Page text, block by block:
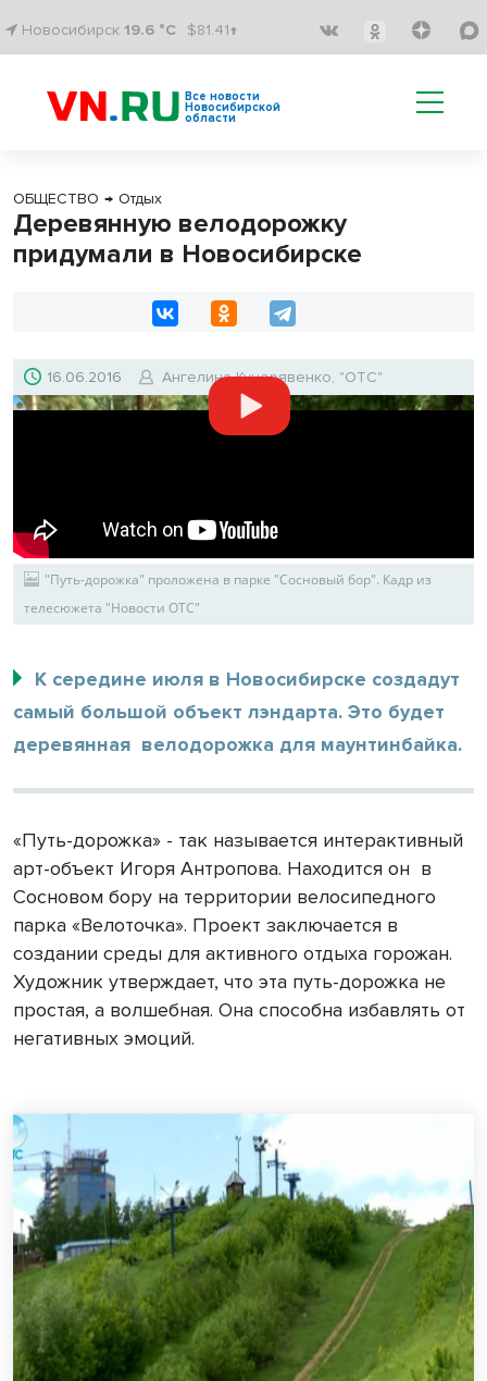
Новосибирск 19.6 °C $81.41↑
Все новости
Новосибирской
области
ОБЩЕСТВО → Отдых
Деревянную велодорожку
придумали в Новосибирске
16.06.2016 Ангелина Кучерявенко, "ОТС"
"Путь-дорожка" проложена в парке "Сосновый бор". Кадр из
телесюжета "Новости ОТС"
К середине июля в Новосибирске создадут
самый большой объект лэндарта. Это будет
деревянная велодорожка для маунтинбайка.
«Путь-дорожка» - так называется интерактивный
арт-объект Игоря Антропова. Находится он в
Сосновом бору на территории велосипедного
парка «Велоточка». Проект заключается в
создании среды для активного отдыха горожан.
Художник утверждает, что эта путь-дорожка не
простая, а волшебная. Она способна избавлять от
негативных эмоций.